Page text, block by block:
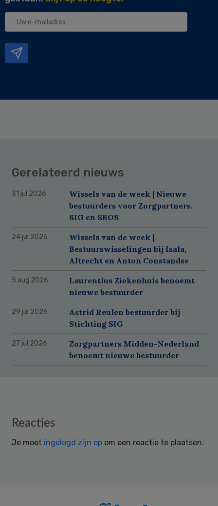
Uw
Gerelateerd nieuws
31 jul 2026
Wissels van de week | Nieuwe
bestuurders voor Zorgpartners,
SIG en SBOS
24 jul 2026
Wissels van de week |
Bestuurswisselingen bij Isala,
Altrecht en Anton Constandse
5 aug 2026
Laurentius Ziekenhuis benoemt
nieuwe bestuurder
29 jul 2026
Astrid Reulen bestuurder bij
Stichting SIG
27 jul 2026
Zorgpartners Midden-Nederland
benoemt nieuwe bestuurder
Reader
Reacties
Je moet ingelogd zijn op om een reactie te plaatsen.